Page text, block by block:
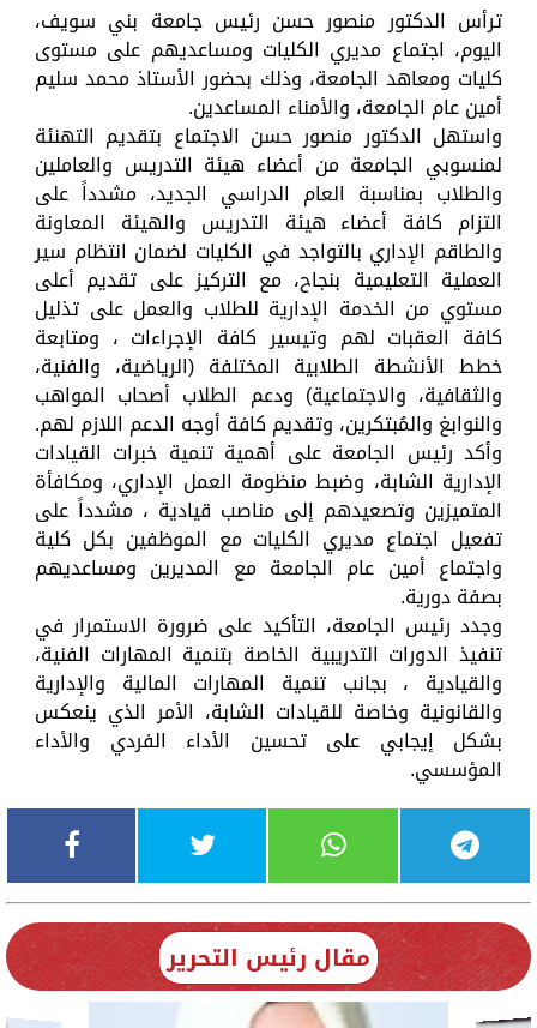
ترأس الدكتور منصور حسن رئيس جامعة بني سويف،
اليوم، اجتماع مديري الكليات ومساعديهم على مستوى
كليات ومعاهد الجامعة، وذلك بحضور الأستاذ محمد سليم
أمين عام الجامعة، والأمناء المساعدين.
واستهل الدكتور منصور حسن الاجتماع بتقديم التهنئة
لمنسوبي الجامعة من أعضاء هيئة التدريس والعاملين
والطلاب بمناسبة العام الدراسي الجديد، مشدداً على
التزام كافة أعضاء هيئة التدريس والهيئة المعاونة
والطاقم الإداري بالتواجد في الكليات لضمان انتظام سير
العملية التعليمية بنجاح، مع التركيز على تقديم أعلى
مستوي من الخدمة الإدارية للطلاب والعمل على تذليل
كافة العقبات لهم وتيسير كافة الإجراءات ، ومتابعة
خطط الأنشطة الطلابية المختلفة (الرياضية، والفنية،
والثقافية، والاجتماعية) ودعم الطلاب أصحاب المواهب
والنوابغ والمُبتكرين، وتقديم كافة أوجه الدعم اللازم لهم.
وأكد رئيس الجامعة على أهمية تنمية خبرات القيادات
الإدارية الشابة، وضبط منظومة العمل الإداري، ومكافأة
المتميزين وتصعيدهم إلى مناصب قيادية ، مشدداً على
تفعيل اجتماع مديري الكليات مع الموظفين بكل كلية
واجتماع أمين عام الجامعة مع المديرين ومساعديهم
بصفة دورية.
وجدد رئيس الجامعة، التأكيد على ضرورة الاستمرار في
تنفيذ الدورات التدريبية الخاصة بتنمية المهارات الفنية،
والقيادية ، بجانب تنمية المهارات المالية والإدارية
والقانونية وخاصة للقيادات الشابة، الأمر الذي ينعكس
بشكل إيجابي على تحسين الأداء الفردي والأداء
المؤسسي.
مقال رئيس التحرير